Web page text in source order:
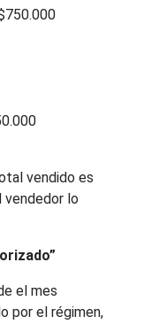
vendido es
vendedor lo
el mes
por el régimen,